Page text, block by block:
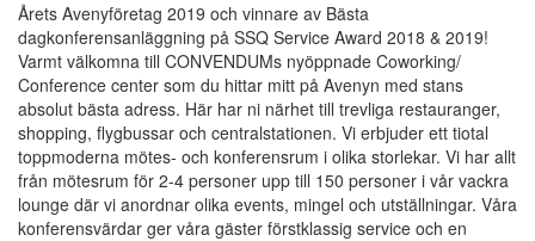
Årets Avenyföretag 2019 och vinnare av Bästa
dagkonferensanläggning på SSQ Service Award 2018 & 2019!
Varmt välkomna till CONVENDUMs nyöppnade Coworking/
Conference center som du hittar mitt på Avenyn med stans
absolut bästa adress. Här har ni närhet till trevliga restauranger,
shopping, flygbussar och centralstationen. Vi erbjuder ett tiotal
toppmoderna mötes- och konferensrum i olika storlekar. Vi har allt
från mötesrum för 2-4 personer upp till 150 personer i vår vackra
lounge där vi anordnar olika events, mingel och utställningar. Våra
konferensvärdar ger våra gäster förstklassig service och en